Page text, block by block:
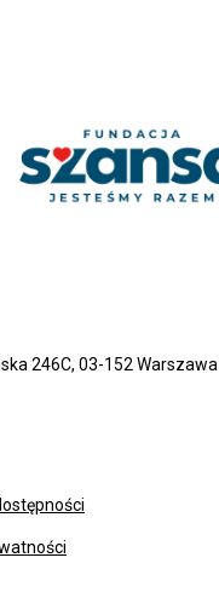
246C, 03-152 Warszawa